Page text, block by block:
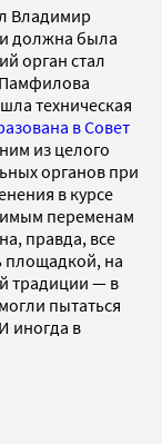
Владимир
должна была
орган стал
техническая
в Совет
из целого
органов при
в курсе
переменам
правда, все
площадкой, на
традиции — в
пытаться
иногда в